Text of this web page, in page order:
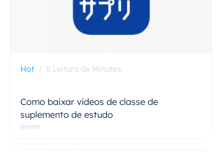
Hot | 5 Leitura de Minutes
Como baixar vídeos de classe de
suplemento de estudo
eevee